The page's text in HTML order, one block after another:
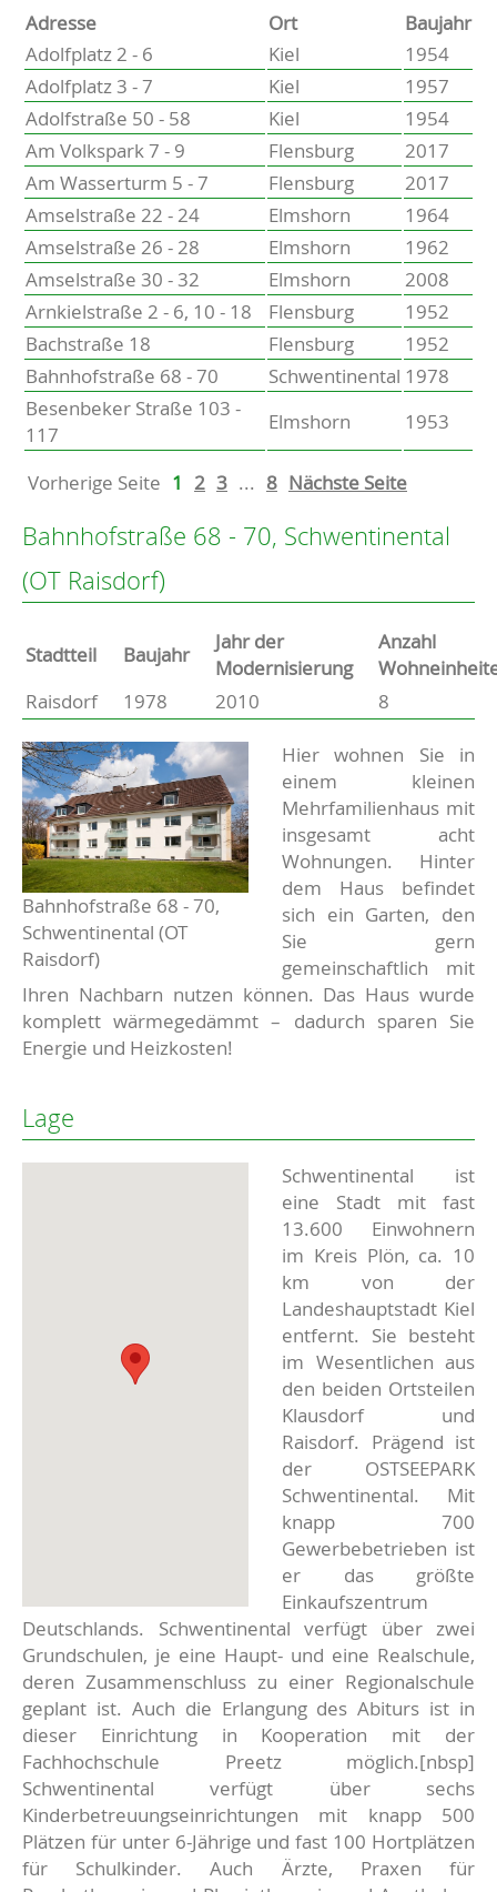
Schwentinental
Preetz
Heide
Bordesholm
Elmshorn
Adresse Ort
Baujahr
Adolfplatz 2 - 6
Kiel
1954
Adolfplatz 3 - 7
Kiel
1957
Adolfstraße 50 - 58
Kiel
1954
Am Volkspark 7 - 9
Flensburg
2017
Am Wasserturm 5 - 7
Flensburg
2017
Amselstraße 22 - 24
Elmshorn
1964
Amselstraße 26 - 28
Elmshorn
1962
Amselstraße 30 - 32
Elmshorn
2008
Arnkielstraße 2 - 6, 10 - 18
Flensburg
1952
Bachstraße 18
Flensburg
1952
Bahnhofstraße 68 - 70
Schwentinental 1978
Besenbeker Straße 103 -
117
Elmshorn 1953
Vorherige Seite 1 2 3 ... 8 Nächste Seite
Bahnhofstraße 68 - 70, Schwentinental
(OT Raisdorf)
Stammdaten
Basisdaten zur Immobilie
Stadtteil Baujahr
Jahr der
Modernisierung
Anzahl
Raisdorf
1978 2010 8
Bahnhofstraße 68 - 70,
Schwentinental (OT
Raisdorf)
Beschreibung
Hier wohnen Sie in
einem kleinen
Mehrfamilienhaus mit
insgesamt acht
Wohnungen. Hinter
dem Haus befindet
sich ein Garten, den
Sie gern
gemeinschaftlich mit
Ihren Nachbarn nutzen können. Das Haus wurde
komplett wärmegedämmt – dadurch sparen Sie
Energie und Heizkosten!
Lage
Schwentinental ist
eine Stadt mit fast
13.600 Einwohnern
im Kreis Plön, ca. 10
km von der
Landeshauptstadt Kiel
entfernt. Sie besteht
im Wesentlichen aus
den beiden Ortsteilen
Klausdorf und
Raisdorf. Prägend ist
der OSTSEEPARK
Schwentinental. Mit
knapp 700
Gewerbebetrieben ist
er das größte
Einkaufszentrum
Deutschlands. Schwentinental verfügt über zwei
Grundschulen, je eine Haupt- und eine Realschule,
deren Zusammenschluss zu einer Regionalschule
geplant ist. Auch die Erlangung des Abiturs ist in
dieser Einrichtung in Kooperation mit der
Fachhochschule Preetz möglich.[nbsp]
Schwentinental verfügt über sechs
Kinderbetreuungseinrichtungen mit knapp 500
Plätzen für unter 6-Jährige und fast 100 Hortplätzen
für Schulkinder. Auch Ärzte, Praxen für